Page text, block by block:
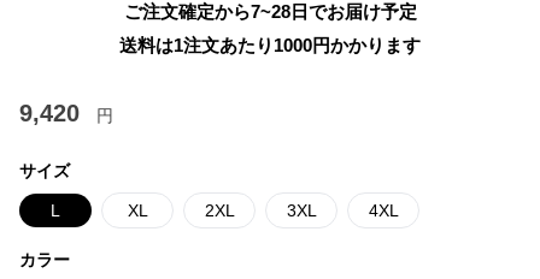
ご注文確定から7~28日でお届け予定
送料は1注文あたり 1000円かかります
9,420 円
サイズ
L XL 2XL 3XL 4XL
カラー